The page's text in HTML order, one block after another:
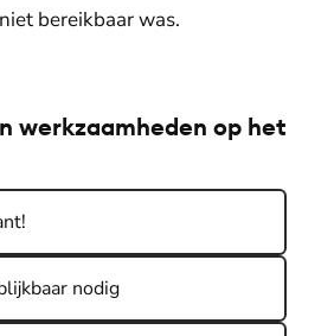
bereikbaar was.
werkzaamheden op het
nodig